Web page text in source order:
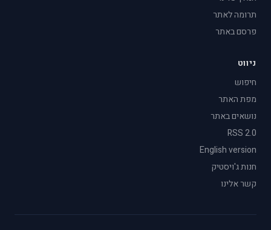
תרומה לאתר
פרסם באתר
ניווט
חיפוש
מפת האתר
נושאים באתר
RSS 2.0
English version
חנות ג'ויסטיק
קשר אלינו